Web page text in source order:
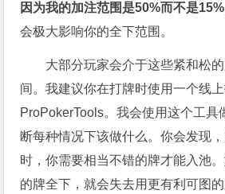
因为我的加注范围是50%而不是15%
会极大影响你的全下范围。
大部分玩家会介于这些紧和松
间。我建议你在打牌时使用一个线
ProPokerTools。我会使用这个工具
断每种情况下该做什么。你会发现
时，你需要相当不错的牌才能入池
的牌全下，就会失去用更有利可图